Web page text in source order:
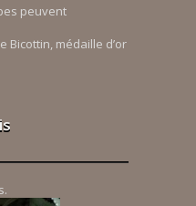
peuvent
Bicottin, médaille d’or